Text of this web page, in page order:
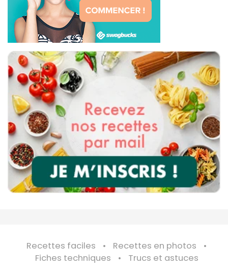
Recettes faciles
Recettes en photos
Fiches techniques
Trucs et astuces